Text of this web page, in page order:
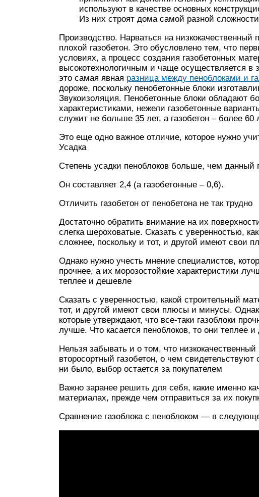
используют в качестве основных
Из них строят дома самой разной
Производство. Нарваться на низкокачественный
плохой газобетон. Это обусловлено тем, что
условиях, а процесс создания газобетонных
высокотехнологичным и чаще осуществляется в
это самая явная разница между пеноблоками и
дороже, поскольку пенобетонные блоки
Звукоизоляция. Пенобетонные блоки обладают
характеристиками, нежели газобетонные
служит не больше 35 лет, а газобетон – более 60
Это еще одно важное отличие, которое нужно
Усадка
Степень усадки пеноблоков больше, чем данный
Он составляет 2,4 (а газобетонные – 0,6).
Отличить газобетон от пенобетона не так трудно
Достаточно обратить внимание на их
слегка шероховатые. Сказать с уверенностью,
сложнее, поскольку и тот, и другой имеют свои
Однако нужно учесть мнение специалистов,
прочнее, а их морозостойкие характеристики
теплее и дешевле
Сказать с уверенностью, какой строительный
тот, и другой имеют свои плюсы и минусы.
которые утверждают, что все-таки газоблоки
лучше. Что касается пеноблоков, то они теплее
Нельзя забывать и о том, что
второсортный газобетон, о чем
ни было, выбор остается за покупателем
Важно заранее решить для себя, какие именно
материалах, прежде чем отправиться за их
Сравнение газоблока с пеноблоком — в